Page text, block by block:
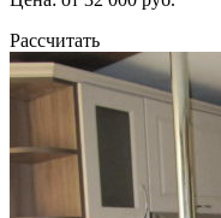
Рассчитать